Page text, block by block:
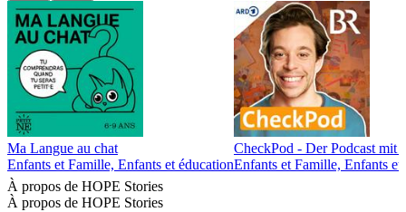
Ma Langue au chat
Enfants et Famille, Enfants et éducation
CheckPod - Der Podcast mit
Enfants et Famille, Enfants et
À propos de HOPE Stories
À propos de HOPE Stories